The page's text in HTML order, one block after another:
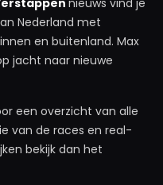
niet gezien sindsdien. Geld
te veel een rol in de
jij of ik, zeker
Nederland met
en buitenland. Max
jacht naar nieuwe
een overzicht van alle
van de races en real-
bekijk dan het